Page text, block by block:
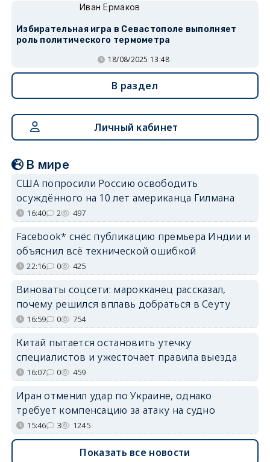
Иван Ермаков
Избирательная игра в Севастополе выполняет
роль политического термометра
18/08/2025 13:48
В раздел
Личный кабинет
В мире
США попросили Россию освободить
осуждённого на 10 лет американца Гилмана
16:40 2 497
Facebook* снёс публикацию премьера Индии и
объяснил всё технической ошибкой
22:16 0 425
Виноваты соцсети: марокканец рассказал,
почему решился вплавь добраться в Сеуту
16:59 0 754
Китай пытается остановить утечку
специалистов и ужесточает правила выезда
16:07 0 459
Иран отменил удар по Украине, однако
требует компенсацию за атаку на судно
15:46 3 1245
Показать все новости